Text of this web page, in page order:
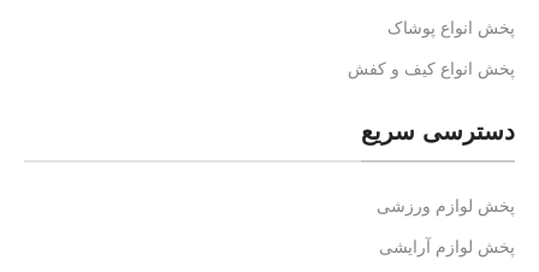
پخش انواع پوشاک
پخش انواع کیف و کفش
دسترسی سریع
پخش لوازم ورزشی
پخش لوازم آرایشی